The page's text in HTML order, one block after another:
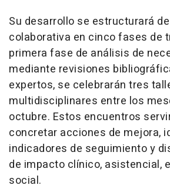
Su desarrollo se estructurará
colaborativa en cinco fases de
primera fase de análisis de
mediante revisiones
expertos, se celebrarán tres
multidisciplinares entre los
octubre. Estos encuentros
concretar acciones de mejora,
indicadores de seguimiento y
de impacto clínico, asistencial,
social.